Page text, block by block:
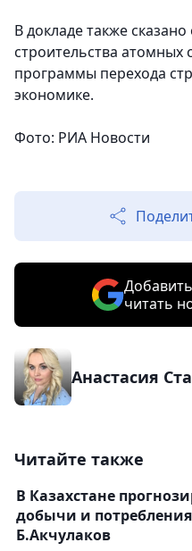
В докладе также
строительства атомных
программы перехода
экономике.
Фото: РИА Новости
читать
Анастасия
Читайте также
В Казахстане
добычи и потребления
Б.Акчулаков